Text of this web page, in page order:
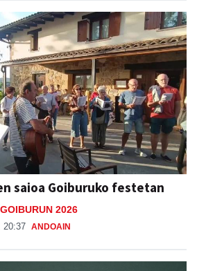
saioa Goiburuko festetan
2026
20:37 ANDOAIN